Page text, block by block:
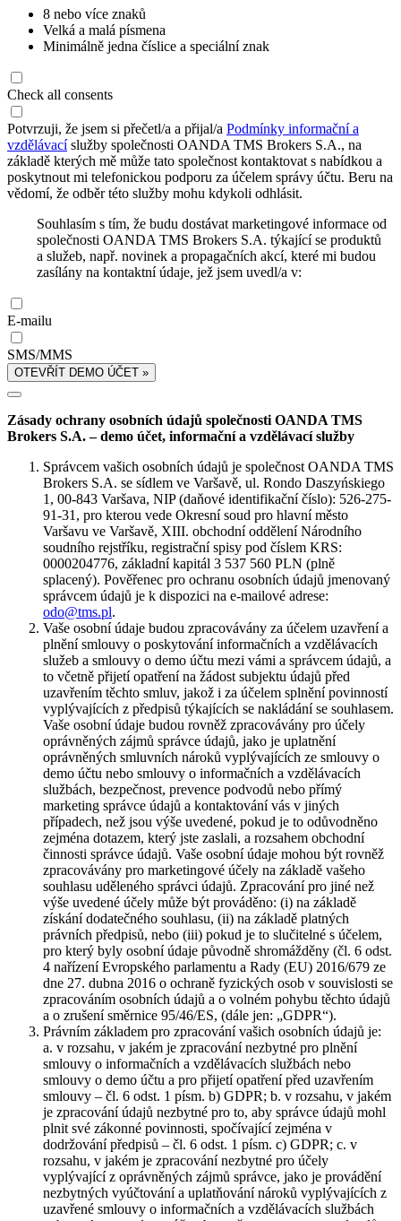
8 nebo více znaků
Velká a malá písmena
Minimálně jedna číslice a speciální znak
Check all consents
Potvrzuji, že jsem si přečetl/a a přijal/a Podmínky informační a
vzdělávacíslužby společnosti OANDA TMS Brokers S.A., na
základě kterých mě může tato společnost kontaktovat s nabídkou a
poskytnout mi telefonickou podporu za účelem správy účtu. Beru na
vědomí, že odběr této služby mohu kdykoli odhlásit.
Souhlasím s tím, že budu dostávat marketingové informace od
společnosti OANDA TMS Brokers S.A. týkající se produktů
a služeb, např. novinek a propagačních akcí, které mi budou
zasílány na kontaktní údaje, jež jsem uvedl/a v:
E-mailu
SMS/MMS
OTEVŘÍT DEMO ÚČET »
Zásady ochrany osobních údajů společnosti OANDA TMS
Brokers S.A. – demo účet, informační a vzdělávací služby
Správcem vašich osobních údajů je společnost OANDA TMS
Brokers S.A. se sídlem ve Varšavě, ul. Rondo Daszyńskiego
1, 00-843 Varšava, NIP (daňové identifikační číslo): 526-275-
91-31, pro kterou vede Okresní soud pro hlavní město
Varšavu ve Varšavě, XIII. obchodní oddělení Národního
soudního rejstříku, registrační spisy pod číslem KRS:
0000204776, základní kapitál 3 537 560 PLN (plně
splacený). Pověřenec pro ochranu osobních údajů jmenovaný
správcem údajů je k dispozici na e-mailové adrese:
odo@tms.pl.
Vaše osobní údaje budou zpracovávány za účelem uzavření a
plnění smlouvy o poskytování informačních a vzdělávacích
služeb a smlouvy o demo účtu mezi vámi a správcem údajů, a
to včetně přijetí opatření na žádost subjektu údajů před
uzavřením těchto smluv, jakož i za účelem splnění povinností
vyplývajících z předpisů týkajících se nakládání se souhlasem.
Vaše osobní údaje budou rovněž zpracovávány pro účely
oprávněných zájmů správce údajů, jako je uplatnění
oprávněných smluvních nároků vyplývajících ze smlouvy o
demo účtu nebo smlouvy o informačních a vzdělávacích
službách, bezpečnost, prevence podvodů nebo přímý
marketing správce údajů a kontaktování vás v jiných
případech, než jsou výše uvedené, pokud je to odůvodněno
zejména dotazem, který jste zaslali, a rozsahem obchodní
činnosti správce údajů. Vaše osobní údaje mohou být rovněž
zpracovávány pro marketingové účely na základě vašeho
souhlasu uděleného správci údajů. Zpracování pro jiné než
výše uvedené účely může být prováděno: (i) na základě
získání dodatečného souhlasu, (ii) na základě platných
právních předpisů, nebo (iii) pokud je to slučitelné s účelem,
pro který byly osobní údaje původně shromážděny (čl. 6 odst.
4 nařízení Evropského parlamentu a Rady (EU) 2016/679 ze
dne 27. dubna 2016 o ochraně fyzických osob v souvislosti se
zpracováním osobních údajů a o volném pohybu těchto údajů
a o zrušení směrnice 95/46/ES, (dále jen: „GDPR“).
Právním základem pro zpracování vašich osobních údajů je:
a. v rozsahu, v jakém je zpracování nezbytné pro plnění
smlouvy o informačních a vzdělávacích službách nebo
smlouvy o demo účtu a pro přijetí opatření před uzavřením
smlouvy – čl. 6 odst. 1 písm. b) GDPR; b. v rozsahu, v jakém
je zpracování údajů nezbytné pro to, aby správce údajů mohl
plnit své zákonné povinnosti, spočívající zejména v
dodržování předpisů – čl. 6 odst. 1 písm. c) GDPR; c. v
rozsahu, v jakém je zpracování nezbytné pro účely
vyplývající z oprávněných zájmů správce, jako je provádění
nezbytných vyúčtování a uplatňování nároků vyplývajících z
uzavřené smlouvy o informačních a vzdělávacích službách